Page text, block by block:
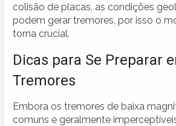
colisão de placas, as condições
podem gerar tremores, por isso o
torna crucial.
Dicas para Se Preparar
Tremores
Embora os tremores de baixa
comuns e geralmente